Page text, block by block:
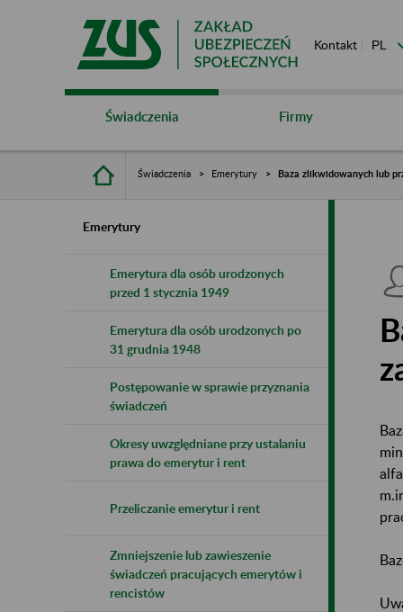
Kontakt
Świadczenia Firmy
Świadczenia Emerytury Baza zlikwidowanych lub
Emerytury
Emerytura dla osób urodzonych
przed 1 stycznia 1949
Emerytura dla osób urodzonych po
31 grudnia 1948
Postępowanie w sprawie przyznania
świadczeń
Okresy uwzględniane przy ustalaniu
prawa do emerytur i rent
Przeliczanie emerytur i rent
Zmniejszenie lub zawieszenie
świadczeń pracujących emerytów i
rencistów